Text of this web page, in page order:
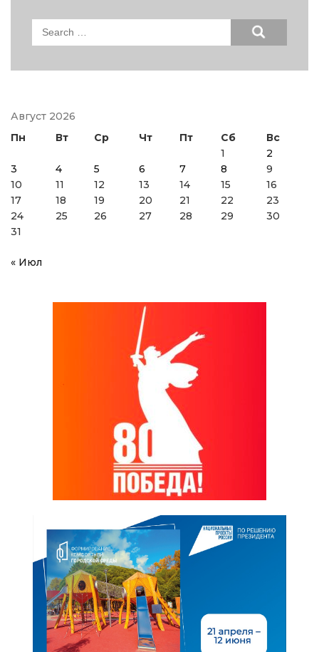
Search
Август 2026
Пн
Вт Ср Чт Пт Сб
Вс
1
2
3
4 5 6 7 8
9
10
11 12 13 14 15
16
17
18 19 20 21 22
23
24
25 26 27 28 29
30
31
« Июл